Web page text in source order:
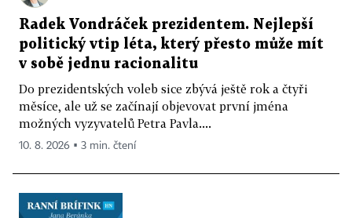
Radek Vondráček prezidentem. Nejlepší
politický vtip léta, který přesto může mít
v sobě jednu racionalitu
Do prezidentských voleb sice zbývá ještě rok a čtyři
měsíce, ale už se začínají objevovat první jména
možných vyzyvatelů Petra Pavla....
10. 8. 2026 ▪ 3 min. čtení